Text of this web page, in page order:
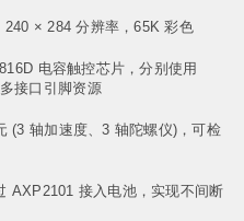
× 284 分辨率，65K 彩色
电容触控芯片，分别使用
接口引脚资源
(3 轴加速度、3 轴陀螺仪)，可检
AXP2101 接入电池，实现不间断